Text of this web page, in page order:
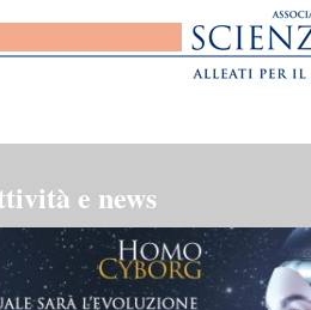
e news